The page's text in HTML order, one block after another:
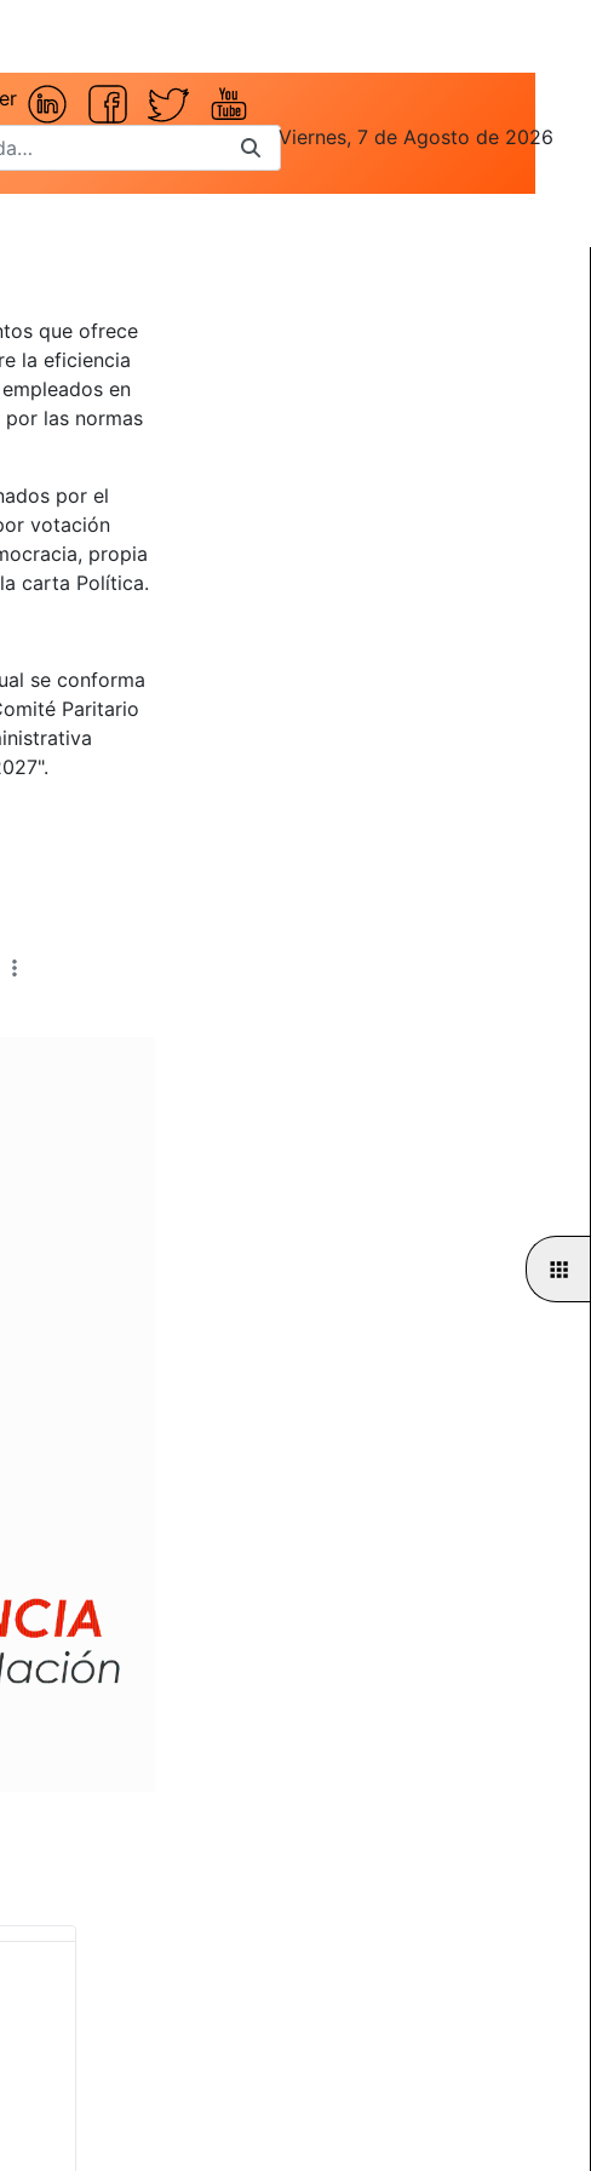
Viernes, 7 de Agosto de 2026
que ofrece
la eficiencia
en
las normas
por el
votación
propia
carta Política.
se conforma
Paritario